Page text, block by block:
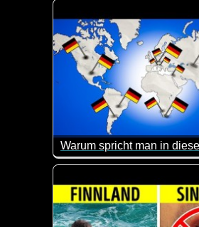
Etwa 82 Millionen